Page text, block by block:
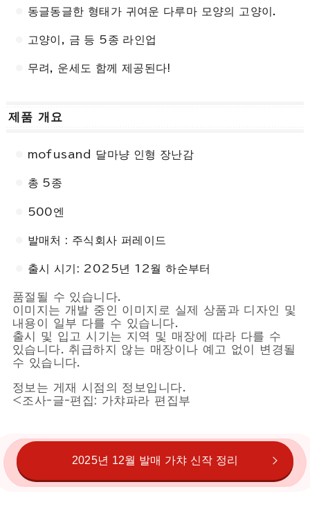
동글동글한 형태가 귀여운 다루마 모양의 고양이.
고양이, 금 등 5종 라인업
무려, 운세도 함께 제공된다!
제품 개요
mofusand 달마냥 인형 장난감
총 5종
500엔
발매처 : 주식회사 퍼레이드
출시 시기: 2025년 12월 하순부터
품절될 수 있습니다.
이미지는 개발 중인 이미지로 실제 상품과 디자인 및
내용이 일부 다를 수 있습니다.
출시 및 입고 시기는 지역 및 매장에 따라 다를 수
있습니다. 취급하지 않는 매장이나 예고 없이 변경될
수 있습니다.
정보는 게재 시점의 정보입니다.
<조사-글-편집: 가챠파라 편집부
2025년 12월 발매 가챠 신작 정리